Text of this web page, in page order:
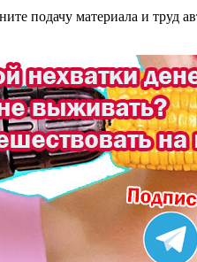
подачу материала и труд